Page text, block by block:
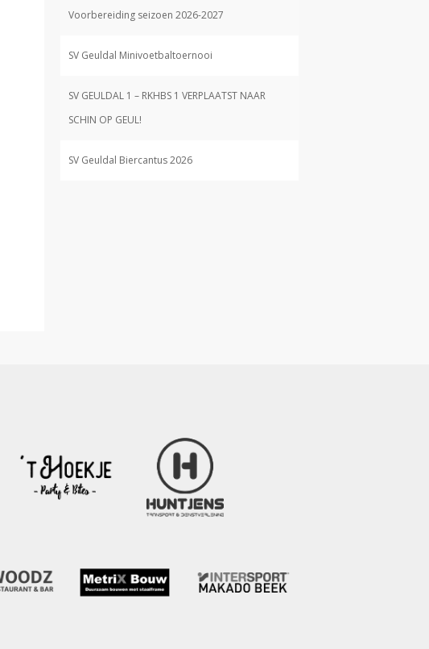
Voorbereiding seizoen 2026-2027
SV Geuldal Minivoetbaltoernooi
SV GEULDAL 1 – RKHBS 1 VERPLAATST NAAR
SCHIN OP GEUL!
SV Geuldal Biercantus 2026